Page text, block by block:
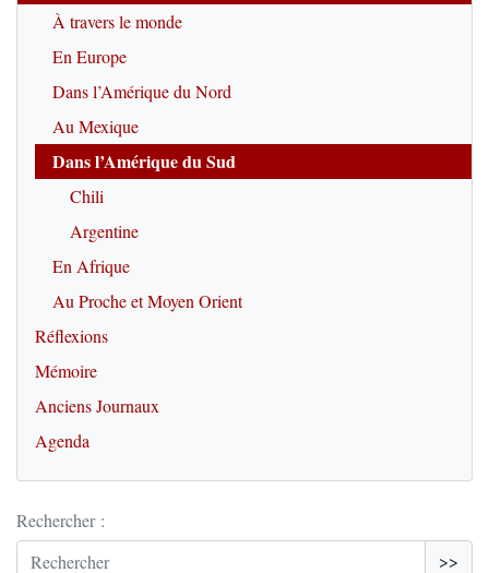
À travers le monde
En Europe
Dans l’Amérique du Nord
Au Mexique
Dans l’Amérique du Sud
Chili
Argentine
En Afrique
Au Proche et Moyen Orient
Réflexions
Mémoire
Anciens Journaux
Agenda
Rechercher :
>>